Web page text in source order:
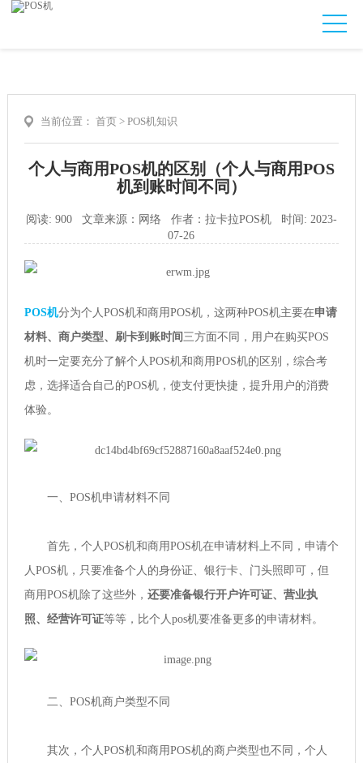
当前位置： 首页> POS机知识
个人与商用POS机的区别（个人与商用POS
机到账时间不同）
阅读: 900 文章来源：网络 作者：拉卡拉POS机 时间: 2023-
07-26
POS机分为个人POS机和商用POS机，这两种POS机主要在申请
材料、商户类型、刷卡到账时间三方面不同，用户在购买POS
机时一定要充分了解个人POS机和商用POS机的区别，综合考
虑，选择适合自己的POS机，使支付更快捷，提升用户的消费
体验。
一、POS机申请材料不同
首先，个人POS机和商用POS机在申请材料上不同，申请个
人POS机，只要准备个人的身份证、银行卡、门头照即可，但
商用POS机除了这些外， 还要准备银行开户许可证、营业执
照、经营许可证等等，比个人pos机要准备更多的申请材料。
二、POS机商户类型不同
其次，个人POS机和商用POS机的商户类型也不同，个人